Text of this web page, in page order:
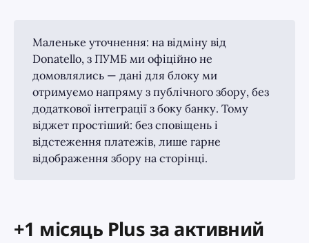
Маленьке уточнення: на відміну від
Donatello, з ПУМБ ми офіційно не
домовлялись — дані для блоку ми
отримуємо напряму з публічного збору, без
додаткової інтеграції з боку банку. Тому
віджет простіший: без сповіщень і
відстеження платежів, лише гарне
відображення збору на сторінці.
+1 місяць Plus за активний